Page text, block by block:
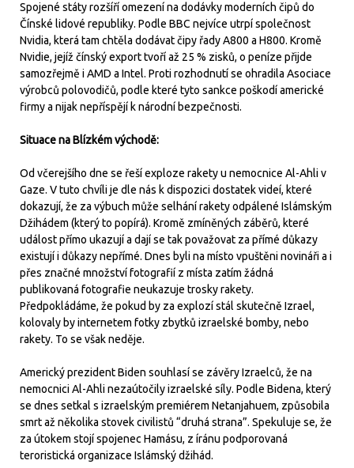
Spojené státy rozšíří omezení na dodávky moderních čipů do
Čínské lidové republiky. Podle BBC nejvíce utrpí společnost
Nvidia, která tam chtěla dodávat čipy řady A800 a H800. Kromě
Nvidie, jejíž čínský export tvoří až 25 % zisků, o peníze přijde
samozřejmě i AMD a Intel. Proti rozhodnutí se ohradila Asociace
výrobců polovodičů, podle které tyto sankce poškodí americké
firmy a nijak nepříspějí k národní bezpečnosti.
Situace na Blízkém východě:
Od včerejšího dne se řeší exploze rakety u nemocnice Al-Ahli v
Gaze. V tuto chvíli je dle nás k dispozici dostatek videí, které
dokazují, že za výbuch může selhání rakety odpálené Islámským
Džihádem (který to popírá). Kromě zmíněných záběrů, které
událost přímo ukazují a dají se tak považovat za přímé důkazy
existují i důkazy nepřímé. Dnes byli na místo vpuštěni novináři a i
přes značné množství fotografií z místa zatím žádná
publikovaná fotografie neukazuje trosky rakety.
Předpokládáme, že pokud by za explozí stál skutečně Izrael,
kolovaly by internetem fotky zbytků izraelské bomby, nebo
rakety. To se však neděje.
Americký prezident Biden souhlasí se závěry Izraelců, že na
nemocnici Al-Ahli nezaútočily izraelské síly. Podle Bidena, který
se dnes setkal s izraelským premiérem Netanjahuem, způsobila
smrt až několika stovek civilistů “druhá strana”. Spekuluje se, že
za útokem stojí spojenec Hamásu, z íránu podporovaná
teroristická organizace Islámský džihád.